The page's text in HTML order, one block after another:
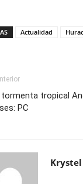
Actualidad
tormenta tropical
PC